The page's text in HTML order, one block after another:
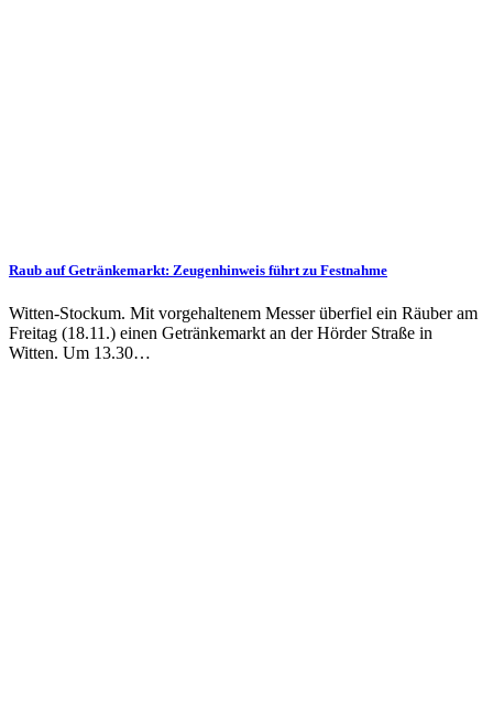
Raub auf Getränkemarkt: Zeugenhinweis führt zu Festnahme
Witten-Stockum. Mit vorgehaltenem Messer überfiel ein Räuber am
Freitag (18.11.) einen Getränkemarkt an der Hörder Straße in
Witten. Um 13.30…